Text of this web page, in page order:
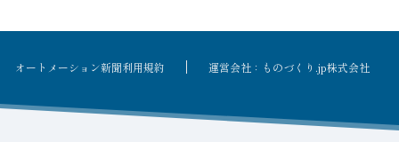
オートメーション新聞利用規約 運営会社：ものづくり.jp株式会社